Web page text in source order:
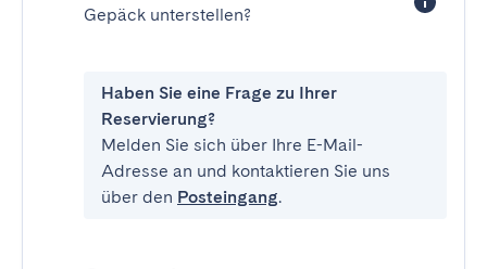
Gepäck unterstellen?
Haben Sie eine Frage zu Ihrer
Reservierung?
Melden Sie sich über Ihre E-Mail-
Adresse an und kontaktieren Sie uns
über den Posteingang.